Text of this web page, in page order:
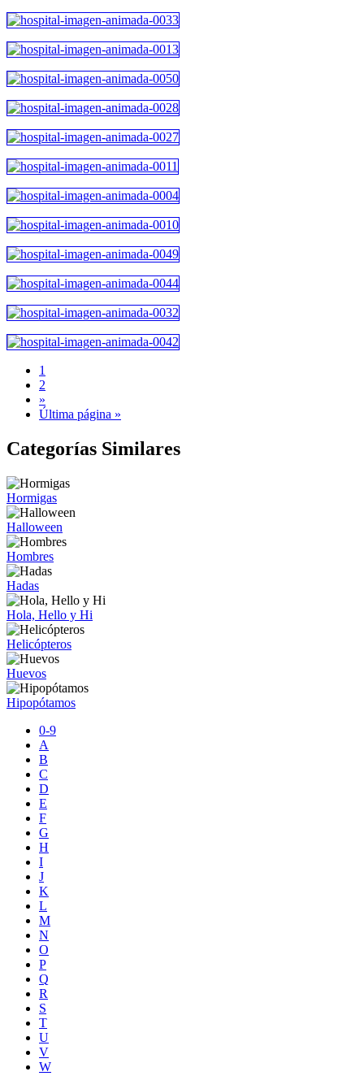
1
2
»
Última página »
Categorías Similares
Hormigas
Halloween
Hombres
Hadas
Hola, Hello y Hi
Helicópteros
Huevos
Hipopótamos
0-9
A
B
C
D
E
F
G
H
I
J
K
L
M
N
O
P
Q
R
S
T
U
V
W